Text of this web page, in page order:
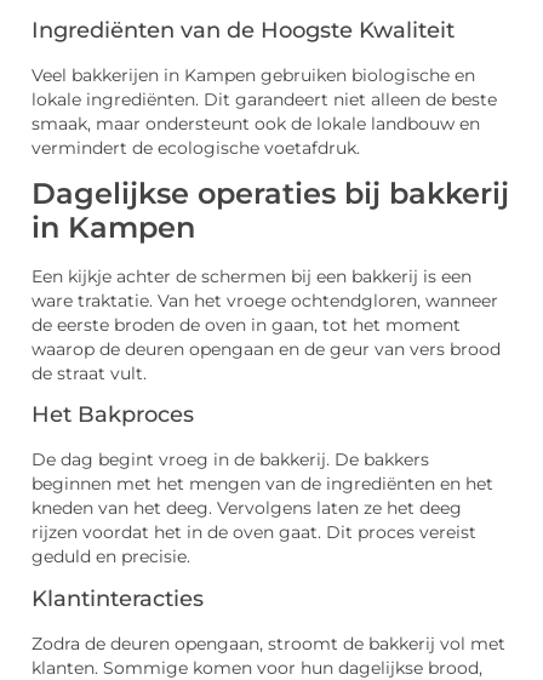
Ingrediënten van de Hoogste Kwaliteit
Veel bakkerijen in Kampen gebruiken biologische en
lokale ingrediënten. Dit garandeert niet alleen de beste
smaak, maar ondersteunt ook de lokale landbouw en
vermindert de ecologische voetafdruk.
Dagelijkse operaties bij bakkerij
in Kampen
Een kijkje achter de schermen bij een bakkerij is een
ware traktatie. Van het vroege ochtendgloren, wanneer
de eerste broden de oven in gaan, tot het moment
waarop de deuren opengaan en de geur van vers brood
de straat vult.
Het Bakproces
De dag begint vroeg in de bakkerij. De bakkers
beginnen met het mengen van de ingrediënten en het
kneden van het deeg. Vervolgens laten ze het deeg
rijzen voordat het in de oven gaat. Dit proces vereist
geduld en precisie.
Klantinteracties
Zodra de deuren opengaan, stroomt de bakkerij vol met
klanten. Sommige komen voor hun dagelijkse brood,